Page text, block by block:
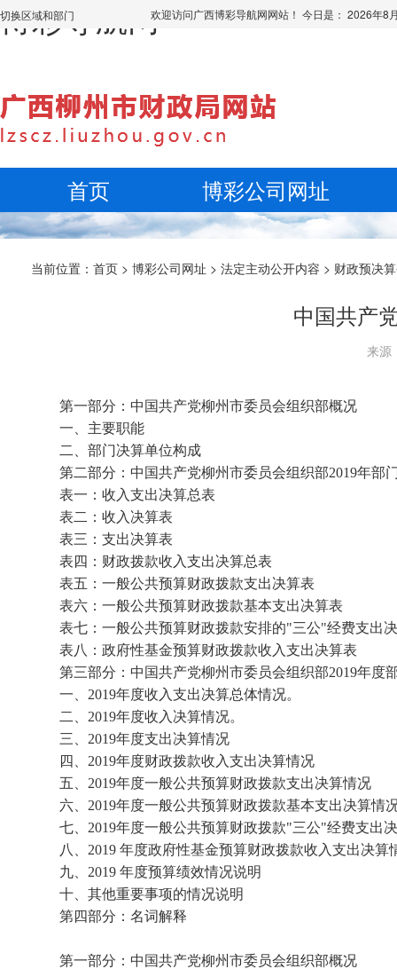
博彩导航网
切换区域和部门 欢迎访问广西博彩导航网网站！ 今日是： 2026年
首页 博彩公司网址
当前位置： 首页 > 博彩公司网址 > 法定主动公开内容 > 财政预决
中国共产
来源
第一部分： 中国共产党柳州市委员会组织部概况
一、主要职能
二、部门决算单位构成
第二部分： 中国共产党柳州市委员会组织部2019年部
表一：收入支出决算总表
表二：收入决算表
表三：支出决算表
表四：财政拨款收入支出决算总表
表五：一般公共预算财政拨款支出决算表
表六：一般公共预算财政拨款基本支出决算表
表七：一般公共预算财政拨款安排的"三公"经费支出
表八：政府性基金预算财政拨款收入支出决算表
第三部分： 中国共产党柳州市委员会组织部2019年度
一、 2019年度收入支出决算总体情况。
二、 2019年度收入决算情况。
三、 2019年度支出决算情况
四、 2019年度财政拨款收入支出决算情况
五、 2019年度一般公共预算财政拨款支出决算情况
六、 2019年度一般公共预算财政拨款基本支出决算情
七、 2019年度一般公共预算财政拨款"三公"经费支出
八、 2019 年度政府性基金预算财政拨款收入支出决算
九、 2019 年度预算绩效情况说明
十、其他重要事项的情况说明
第四部分：名词解释
第一部分： 中国共产党柳州市委员会组织部概况